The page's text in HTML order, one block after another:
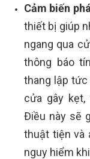
Cảm biến
thiết bị giúp
ngang qua
thông báo
thang lập tức
cửa gây
Điều này sẽ
thuật tiện và
nguy hiểm